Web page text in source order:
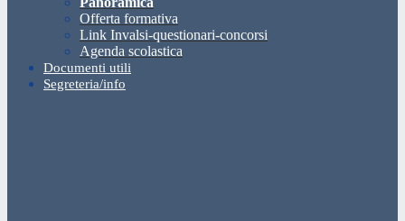
Offerta formativa
Link Invalsi-questionari-concorsi
Agenda scolastica
Documenti utili
Segreteria/info